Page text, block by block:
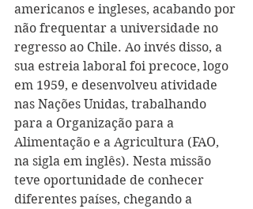
americanos e ingleses, acabando por
não frequentar a universidade no
regresso ao Chile. Ao invés disso, a
sua estreia laboral foi precoce, logo
em 1959, e desenvolveu atividade
nas Nações Unidas, trabalhando
para a Organização para a
Alimentação e a Agricultura (FAO,
na sigla em inglês). Nesta missão
teve oportunidade de conhecer
diferentes países, chegando a